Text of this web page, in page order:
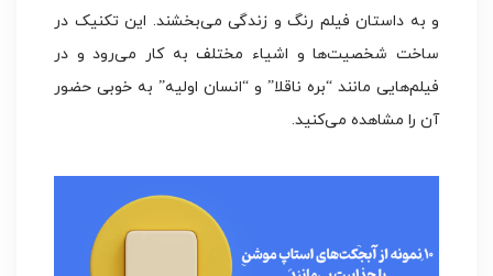
و به داستان فیلم رنگ و زندگی می‌بخشند. این تکنیک در
ساخت شخصیت‌ها و اشیاء مختلف به کار می‌رود و در
فیلم‌هایی مانند “بره ناقلا” و “انسان اولیه” به خوبی حضور
آن را مشاهده می‌کنید.